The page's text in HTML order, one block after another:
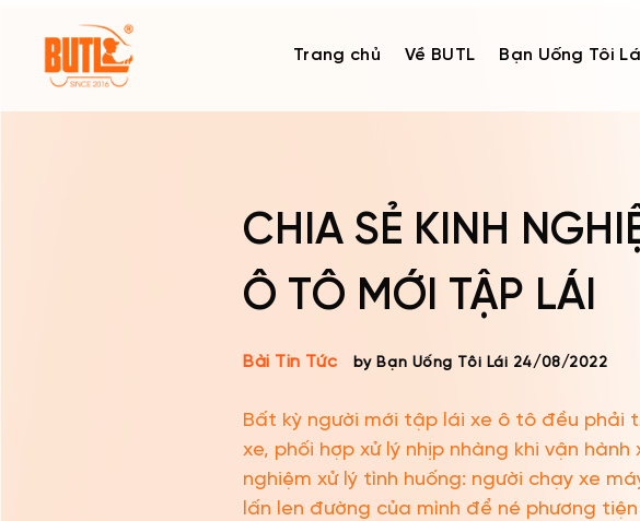
content
Trang chủ Về BUTL Bạn Uống Tôi
CHIA SẺ KINH
Ô TÔ MỚI TẬP LÁI
Bài Tin Tức by Bạn Uống Tôi Lái 24/08/2022
Bất kỳ người mới tập lái xe ô tô đều phải
xe, phối hợp xử lý nhịp nhàng khi vận
nghiệm xử lý tình huống: người chạy xe
lấn len đường của mình để né phương